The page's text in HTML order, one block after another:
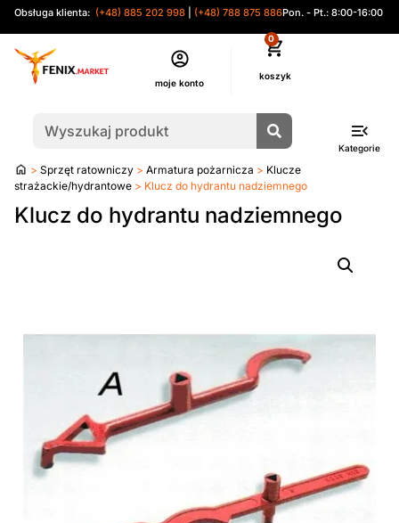
Obsługa klienta: (+48) 885 202 998 (+48) 788 875 886Pon. - Pt.: 8:00-16:00
moje konto
0
Kategorie
Strona
główna
> Sprzęt ratowniczy > Armatura pożarnicza > Klucze
strażackie/hydrantowe > Klucz do hydrantu nadziemnego
Klucz do hydrantu nadziemnego